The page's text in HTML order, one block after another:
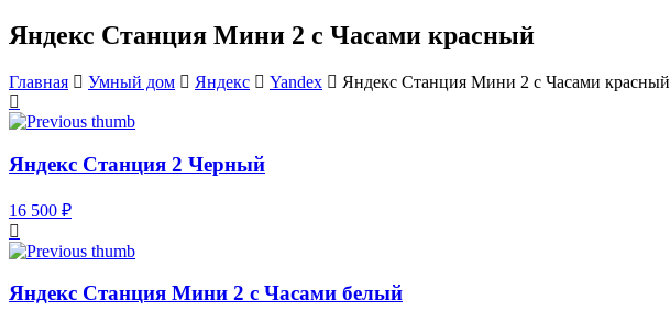
Яндекс Станция Мини 2 с Часами красный
Главная Умный дом Яндекс Yandex Яндекс Станция Мини 2 с Часами красный
Яндекс Станция 2 Черный
16 500 ₽
Яндекс Станция Мини 2 с Часами белый